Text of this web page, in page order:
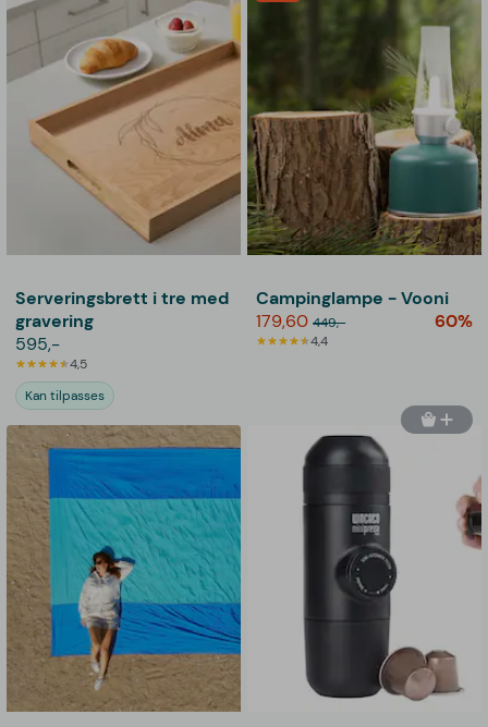
Serveringsbrett i tre med
gravering
595,-
4,5
Kan tilpasses
Campinglampe - Vooni
179,60 449,- 60%
4,4